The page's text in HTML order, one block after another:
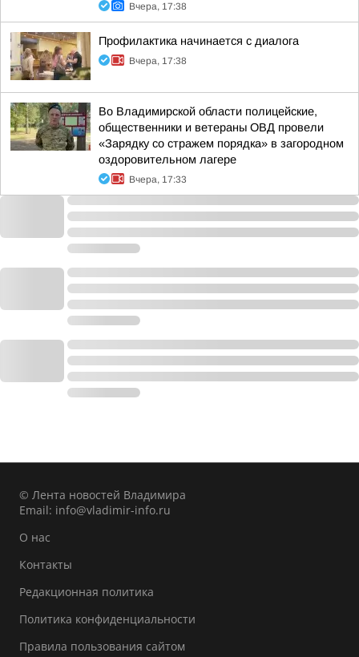
Вчера, 17:38
Профилактика начинается с диалога
Вчера, 17:38
Во Владимирской области полицейские,
общественники и ветераны ОВД провели
«Зарядку со стражем порядка» в загородном
оздоровительном лагере
Вчера, 17:33
© Лента новостей Владимира
Email: info@vladimir-info.ru
О нас
Контакты
Редакционная политика
Политика конфиденциальности
Правила пользования сайтом